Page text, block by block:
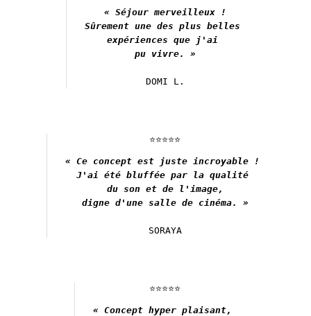
« Séjour merveilleux !
Sûrement une des plus belles
expériences que j'ai
pu vivre. »
DOMI L.
⭐️⭐️⭐️⭐️⭐️
« Ce concept est juste incroyable !
J'ai été bluffée par la qualité
du son et de l'image,
digne d'une salle de cinéma.
»
SORAYA
⭐️⭐️⭐️⭐️⭐️
« Concept hyper plaisant,
GALERIE
CADEAUX 🎁
PRIVATISATIONS
CONTACT & ACCÈS